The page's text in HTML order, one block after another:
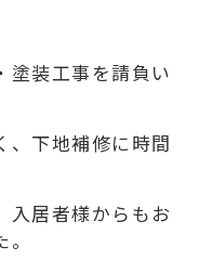
塗装工事を請負い
、下地補修に時間
入居者様からもお